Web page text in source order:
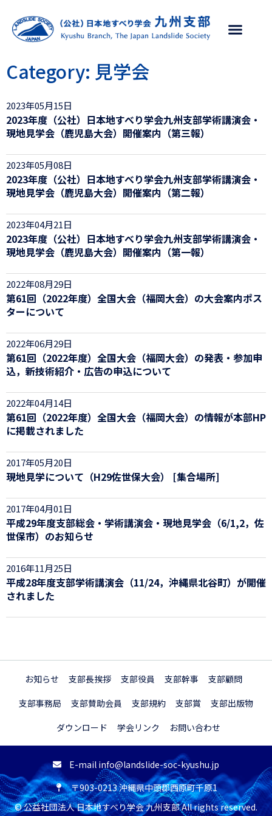
Category: 見学会
2023年05月15日
2023年度（公社）日本地すべり学会九州支部学術講演会・
現地見学会（鹿児島大会）開催案内（第三報）
2023年05月08日
2023年度（公社）日本地すべり学会九州支部学術講演会・
現地見学会（鹿児島大会）開催案内（第二報）
2023年04月21日
2023年度（公社）日本地すべり学会九州支部学術講演会・
現地見学会（鹿児島大会）開催案内（第一報）
2022年08月29日
第61回（2022年度）全国大会（福岡大会）の大会案内ポス
ターについて
2022年06月29日
第61回（2022年度）全国大会（福岡大会）の発表・参加申
込，新技術紹介・広告の申込について
2022年04月14日
第61回（2022年度）全国大会（福岡大会）の情報が本部HP
に掲載されました
2017年05月20日
現地見学について（H29佐世保大会） [集合場所]
2017年04月01日
平成29年度支部総会・学術講演会・現地見学会（6/1,2，佐
世保市）のお知らせ
2016年11月25日
平成28年度支部学術講演会（11/24，沖縄県北谷町）が開催
されました
お知らせ 支部長挨拶 支部役員 支部幹事
支部顧問
支部事務局
支部賛助会員 支部規約 支部賞
支部出版物
ダウンロード
学会リンク お問い合わせ
© 公益社団法人 日本地すべり学会 九州支部 All rights reserved.
E-mail info@landslide-soc-kyushu.jp
〒903-0213 沖縄県中頭郡西原町千原1